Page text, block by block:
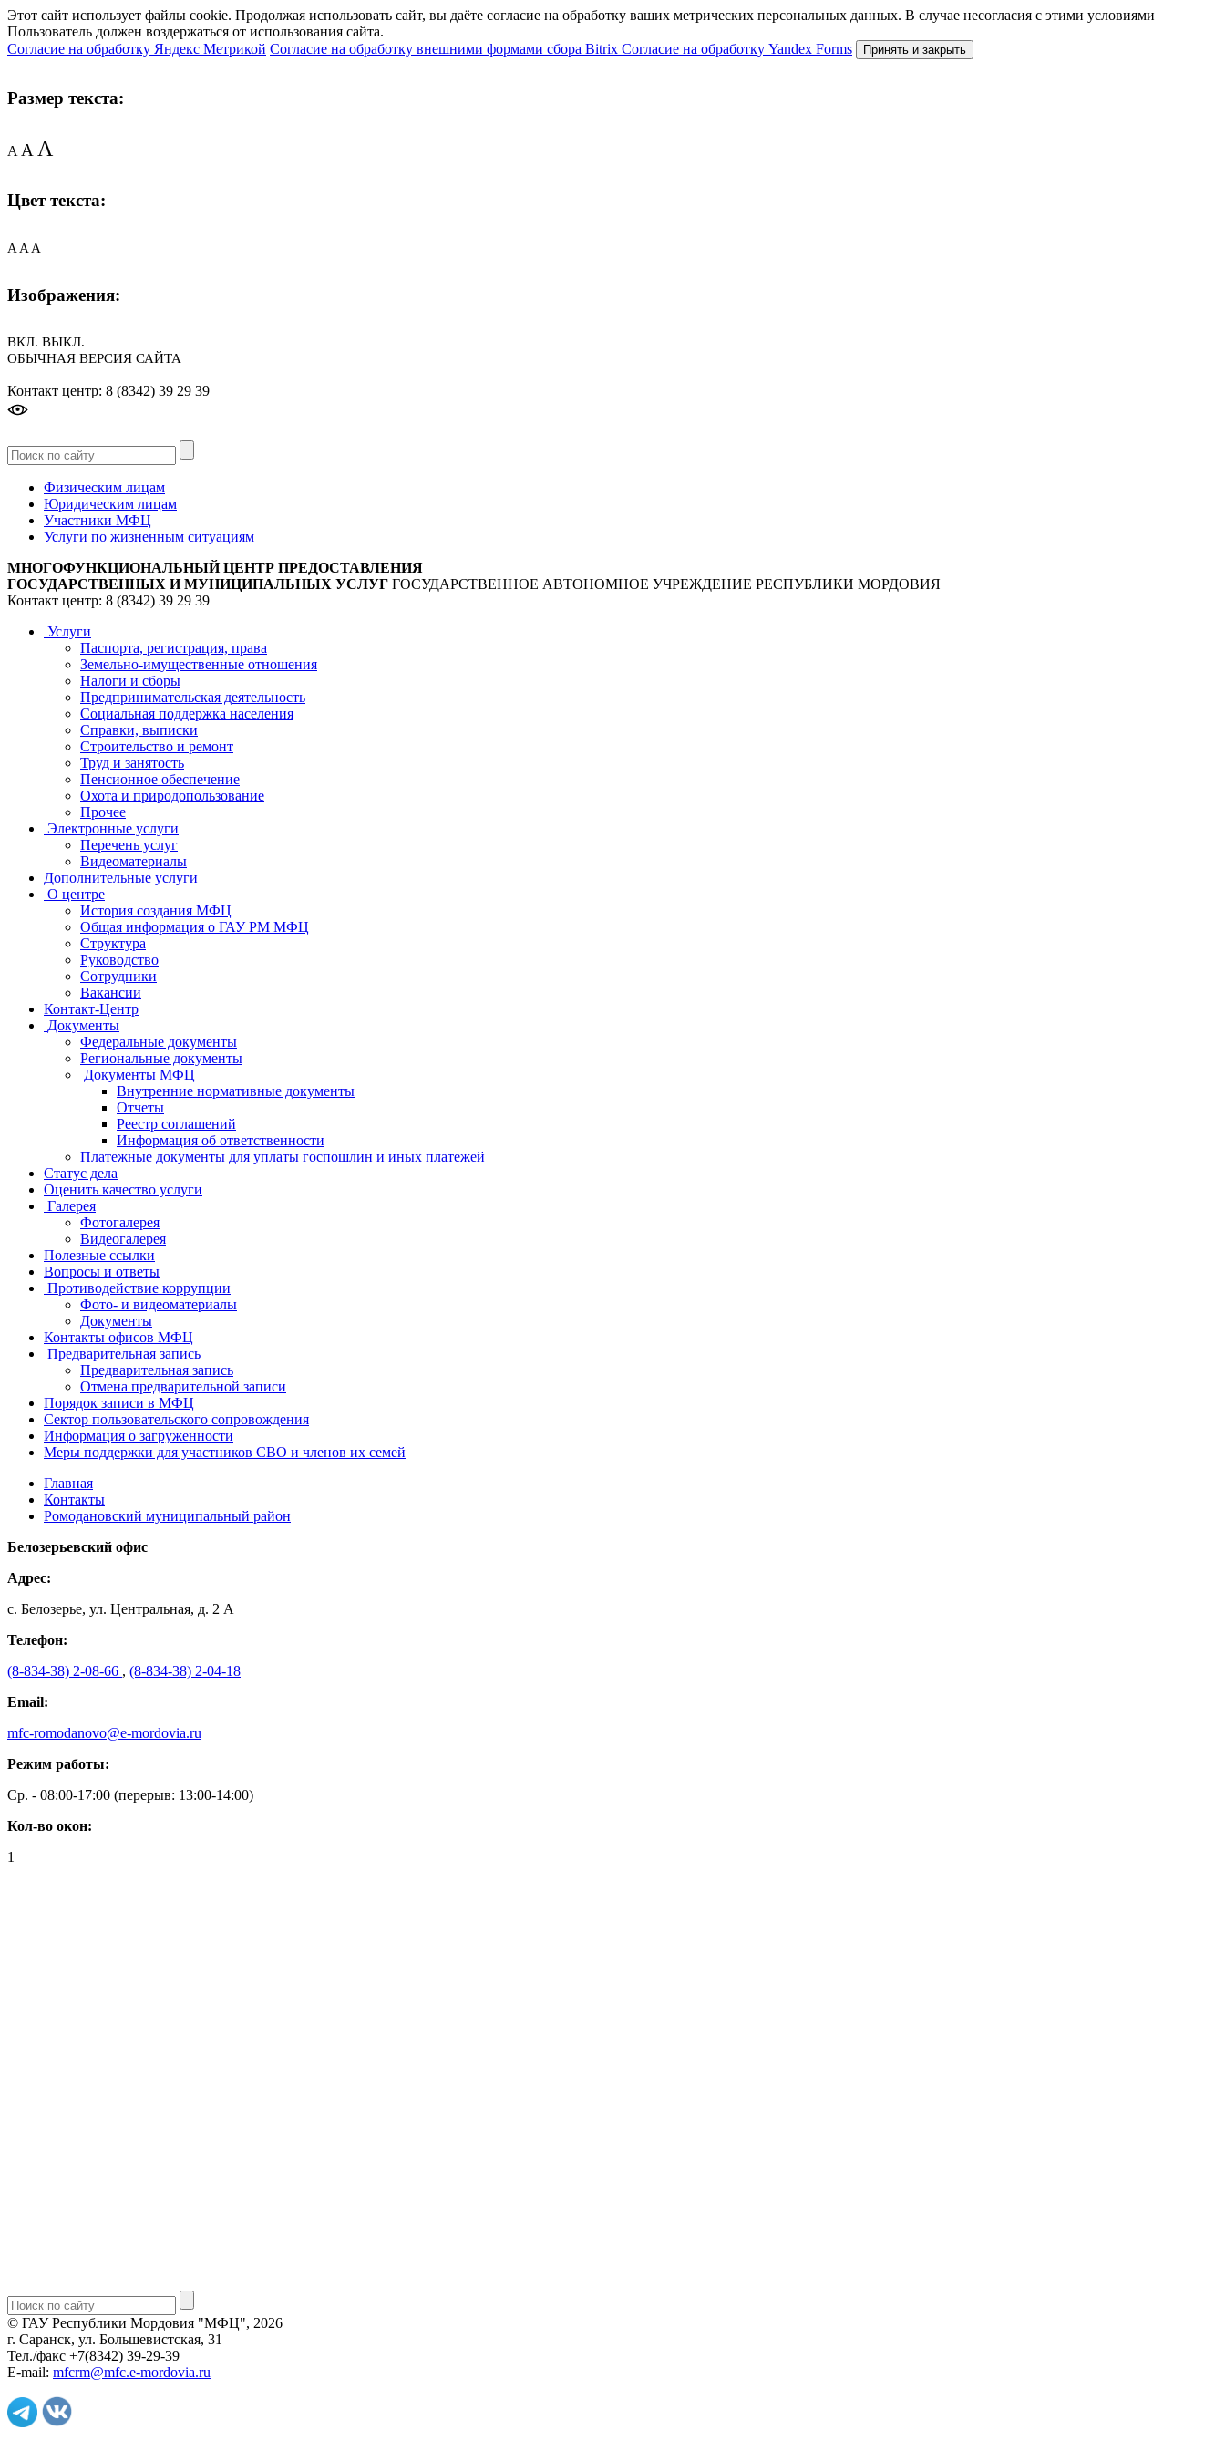
Этот сайт использует файлы cookie. Продолжая использовать сайт, вы даёте согласие на обработку ваших метрических персональных данных. В случае несогласия с этими условиями
Пользователь должен воздержаться от использования сайта.
Согласие на обработку Яндекс Метрикой Согласие на обработку внешними формами сбора Bitrix Согласие на обработку Yandex Forms Принять и закрыть
Размер текста:
AAA
Цвет текста:
A A A
Изображения:
ВКЛ. ВЫКЛ.
ОБЫЧНАЯ ВЕРСИЯ САЙТА
Контакт центр: 8 (8342) 39 29 39
Физическим лицам
Юридическим лицам
Участники МФЦ
Услуги по жизненным ситуациям
МНОГОФУНКЦИОНАЛЬНЫЙ ЦЕНТР ПРЕДОСТАВЛЕНИЯ
ГОСУДАРСТВЕННЫХ И МУНИЦИПАЛЬНЫХ УСЛУГ ГОСУДАРСТВЕННОЕ АВТОНОМНОЕ УЧРЕЖДЕНИЕ РЕСПУБЛИКИ МОРДОВИЯ
Контакт центр: 8 (8342) 39 29 39
Услуги
Паспорта, регистрация, права
Земельно-имущественные отношения
Налоги и сборы
Предпринимательская деятельность
Социальная поддержка населения
Справки, выписки
Строительство и ремонт
Труд и занятость
Пенсионное обеспечение
Охота и природопользование
Прочее
Электронные услуги
Перечень услуг
Видеоматериалы
Дополнительные услуги
О центре
История создания МФЦ
Общая информация о ГАУ РМ МФЦ
Структура
Руководство
Сотрудники
Вакансии
Контакт-Центр
Документы
Федеральные документы
Региональные документы
Документы МФЦ
Внутренние нормативные документы
Отчеты
Реестр соглашений
Информация об ответственности
Платежные документы для уплаты госпошлин и иных платежей
Статус дела
Оценить качество услуги
Галерея
Фотогалерея
Видеогалерея
Полезные ссылки
Вопросы и ответы
Противодействие коррупции
Фото- и видеоматериалы
Документы
Контакты офисов МФЦ
Предварительная запись
Предварительная запись
Отмена предварительной записи
Порядок записи в МФЦ
Сектор пользовательского сопровождения
Информация о загруженности
Меры поддержки для участников СВО и членов их семей
Главная
Контакты
Ромодановский муниципальный район
Белозерьевский офис
Адрес:
с. Белозерье, ул. Центральная, д. 2 А
Телефон:
(8-834-38) 2-08-66 , (8-834-38) 2-04-18
Email:
mfc-romodanovo@e-mordovia.ru
Режим работы:
Ср. - 08:00-17:00 (перерыв: 13:00-14:00)
Кол-во окон:
1
© ГАУ Республики Мордовия "МФЦ", 2026
г. Саранск, ул. Большевистская, 31
Тел./факс +7(8342) 39-29-39
E-mail: mfcrm@mfc.e-mordovia.ru